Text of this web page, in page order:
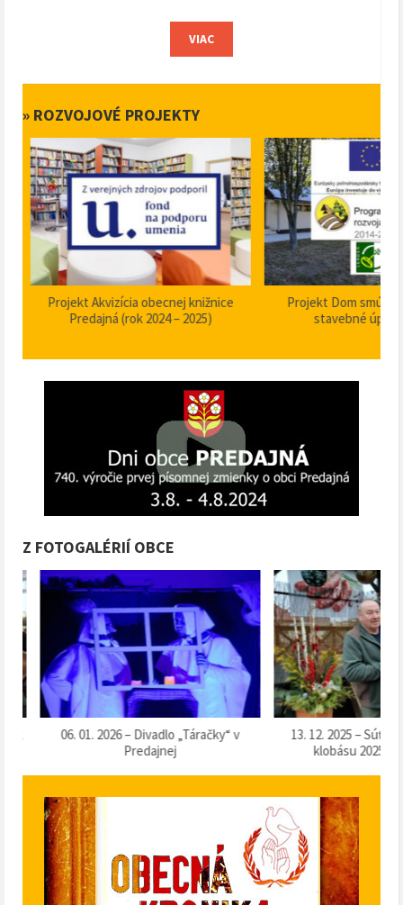
VIAC
» ROZVOJOVÉ PROJEKTY
Projekt Akvizícia obecnej knižnice
Predajná (rok 2024 – 2025)
Projekt Dom smútku
stavebné úpravy
Z FOTOGALÉRIÍ OBCE
06. 01. 2026 – Divadlo „Táračky“ v
Predajnej
13. 12. 2025 – Súťaž o
klobásu 2025“ v